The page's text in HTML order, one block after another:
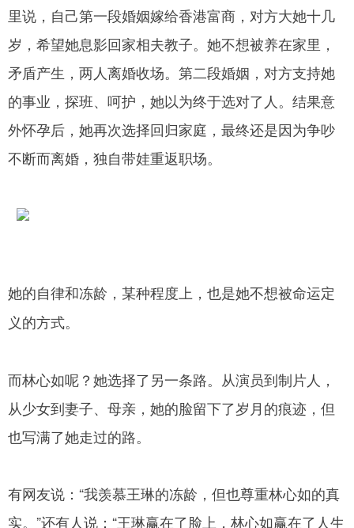
里说，自己第一段婚姻嫁给香港富商，对方大她十几
岁，希望她息影回家相夫教子。她不想被养在家里，
矛盾产生，两人离婚收场。第二段婚姻，对方支持她
的事业，探班、呵护，她以为终于选对了人。结果意
外怀孕后，她再次选择回归家庭，最终还是因为争吵
不断而离婚，独自带娃重返职场。
她的自律和冻龄，某种程度上，也是她不想被命运定
义的方式。
而林心如呢？她选择了另一条路。从演员到制片人，
从少女到妻子、母亲，她的脸留下了岁月的痕迹，但
也写满了她走过的路。
有网友说：“我羡慕王琳的冻龄，但也尊重林心如的真
实。”还有人说：“王琳赢在了脸上，林心如赢在了人生